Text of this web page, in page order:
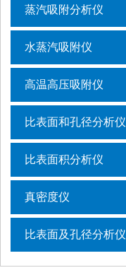
蒸汽吸附分析仪
水蒸汽吸附仪
高温高压吸附仪
比表面和孔径分析仪
比表面积分析仪
真密度仪
比表面及孔径分析仪